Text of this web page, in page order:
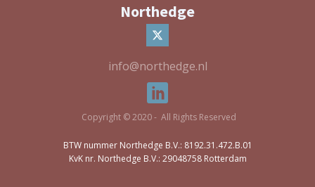
Northedge
info@northedge.nl
Copyright © 2020 - All Rights Reserved
BTW nummer Northedge B.V.: 8192.31.472.B.01
KvK nr. Northedge B.V.: 29048758 Rotterdam